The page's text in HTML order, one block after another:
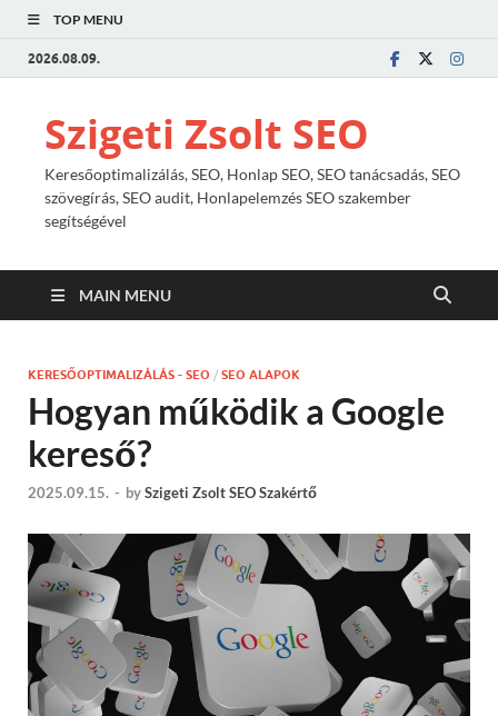
TOP MENU
2026.08.09.
Szigeti Zsolt SEO
Keresőoptimalizálás, SEO, Honlap SEO, SEO tanácsadás, SEO
szövegírás, SEO audit, Honlapelemzés SEO szakember
segítségével
MAIN MENU
KERESŐOPTIMALIZÁLÁS - SEO / SEO ALAPOK
Hogyan működik a Google
kereső?
2025.09.15. - bySzigeti Zsolt SEO Szakértő